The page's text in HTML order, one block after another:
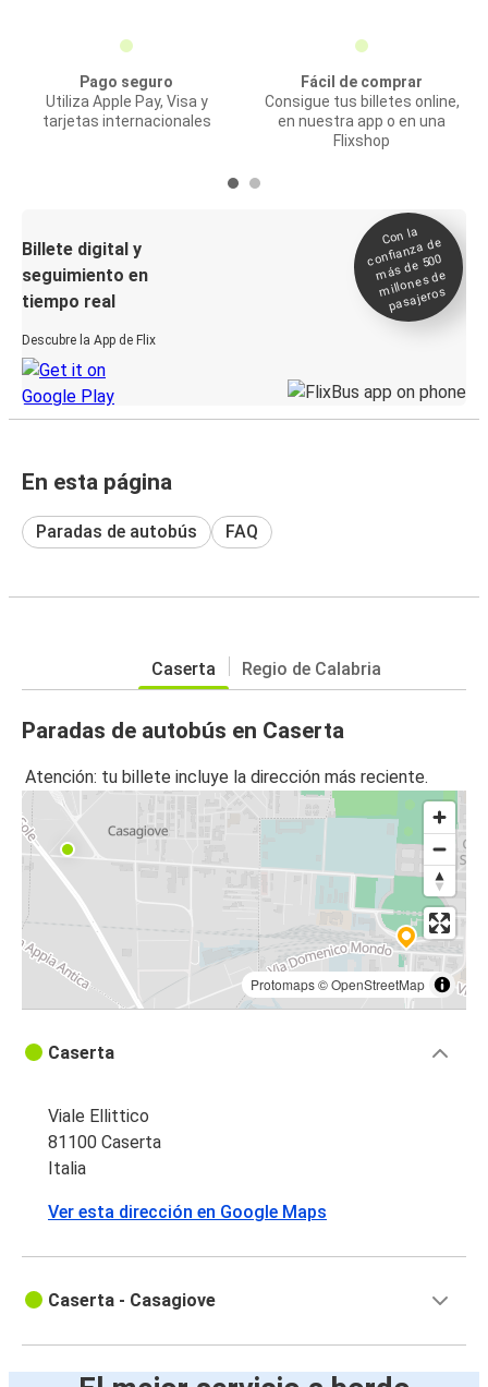
Pago seguro
Utiliza Apple Pay, Visa y
tarjetas internacionales
Fácil de comprar
Consigue tus billetes online,
en nuestra app o en una
Flixshop
Billete digital y
seguimiento en
tiempo real
Descubre la App de Flix
Con la
confianza de
más de 500
millones de
pasajeros
En esta página
Paradas de autobús FAQ
Caserta Regio de Calabria
Paradas de autobús en Caserta
Atención: tu billete incluye la dirección más reciente.
Protomaps©OpenStreetMap
Caserta
Viale Ellittico
81100 Caserta
Italia
Ver esta dirección en Google Maps
Caserta - Casagiove